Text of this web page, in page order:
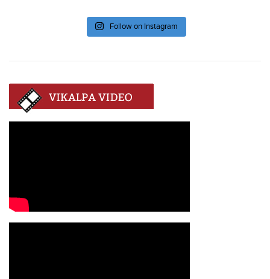
Follow on Instagram